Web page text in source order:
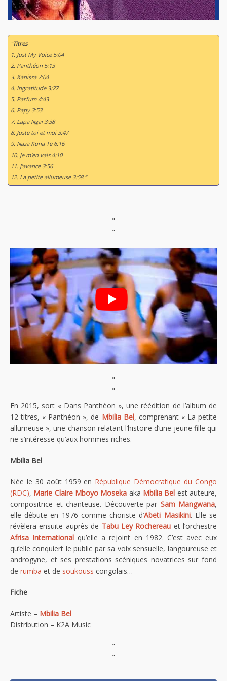
“Titres
1. Just My Voice 5:04
2. Panthéon 5:13
3. Kanissa 7:04
4. Ingratitude 3:27
5. Parfum 4:43
6. Papy 3:53
7. Lapa Ngai 3:38
8. Juste toi et moi 3:47
9. Naza Kuna Te 6:16
10. Je m'en vais 4:10
11. J'avance 3:56
12. La petite allumeuse 3:58 ”
"
"
"
"
En 2015, sort « Dans Panthéon », une réédition de l’album de
12 titres, « Panthéon », de Mbilia Bel, comprenant « La petite
allumeuse », une chanson relatant l’histoire d’une jeune fille qui
ne s’intéresse qu’aux hommes riches.
Mbilia Bel
Née le 30 août 1959 en République Démocratique du Congo
(RDC), Marie Claire Mboyo Moseka aka Mbilia Bel est auteure,
compositrice et chanteuse. Découverte par Sam Mangwana,
elle débute en 1976 comme choriste d’Abeti Masikini. Elle se
révèlera ensuite auprès de Tabu Ley Rochereau et l’orchestre
Afrisa International qu’elle a rejoint en 1982. C’est avec eux
qu’elle conquiert le public par sa voix sensuelle, langoureuse et
androgyne, et ses prestations scéniques novatrices sur fond
de rumba et de soukouss congolais…
Fiche
Artiste – Mbilia Bel
Distribution – K2A Music
"
"